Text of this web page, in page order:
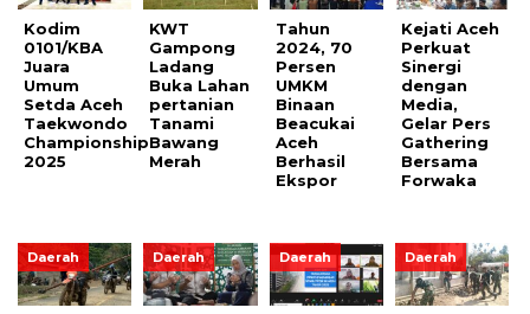
Kodim
0101/KBA
Juara
Umum
Setda Aceh
Taekwondo
Championship
2025
KWT
Gampong
Ladang
Buka Lahan
pertanian
Tanami
Bawang
Merah
Tahun
2024, 70
Persen
UMKM
Binaan
Beacukai
Aceh
Berhasil
Ekspor
Kejati Aceh
Perkuat
Sinergi
dengan
Media,
Gelar Pers
Gathering
Bersama
Forwaka
Daerah Daerah Daerah Daerah